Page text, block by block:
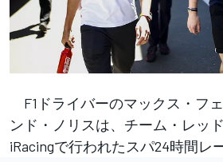
F1ドライバーのマックス・フ
ンド・ノリスは、チーム・レッ
iRacingで行われたスパ24時間レ